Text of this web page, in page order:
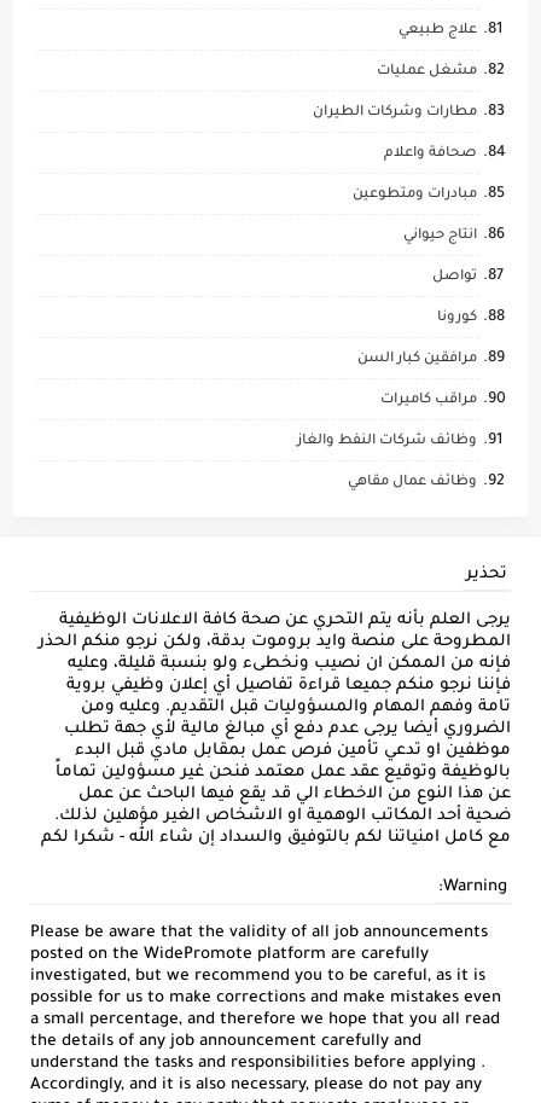
علاج طبيعي
مشغل عمليات
مطارات وشركات الطيران
صحافة واعلام
مبادرات ومتطوعين
انتاج حيواني
تواصل
كورونا
مرافقين كبار السن
مراقب كاميرات
وظائف شركات النفط والغاز
وظائف عمال مقاهي
تحذير
يرجى العلم بأنه يتم التحري عن صحة كافة الاعلانات الوظيفية
المطروحة على منصة وايد بروموت بدقة، ولكن نرجو منكم الحذر
فإنه من الممكن ان نصيب ونخطىء ولو بنسبة قليلة، وعليه
فإننا نرجو منكم جميعا قراءة تفاصيل أي إعلان وظيفي بروية
تامة وفهم المهام والمسؤوليات قبل التقديم. وعليه ومن
الضروري أيضا يرجى عدم دفع أي مبالغ مالية لأي جهة تطلب
موظفين او تدعي تأمين فرص عمل بمقابل مادي قبل البدء
بالوظيفة وتوقيع عقد عمل معتمد فنحن غير مسؤولين تماماً
عن هذا النوع من الاخطاء الي قد يقع فيها الباحث عن عمل
ضحية أحد المكاتب الوهمية او الاشخاص الغير مؤهلين لذلك.
مع كامل امنياتنا لكم بالتوفيق والسداد إن شاء الله - شكرا لكم
Warning:
Please be aware that the validity of all job announcements
posted on the WidePromote platform are carefully
investigated, but we recommend you to be careful, as it is
possible for us to make corrections and make mistakes even
a small percentage, and therefore we hope that you all read
the details of any job announcement carefully and
understand the tasks and responsibilities before applying .
Accordingly, and it is also necessary, please do not pay any